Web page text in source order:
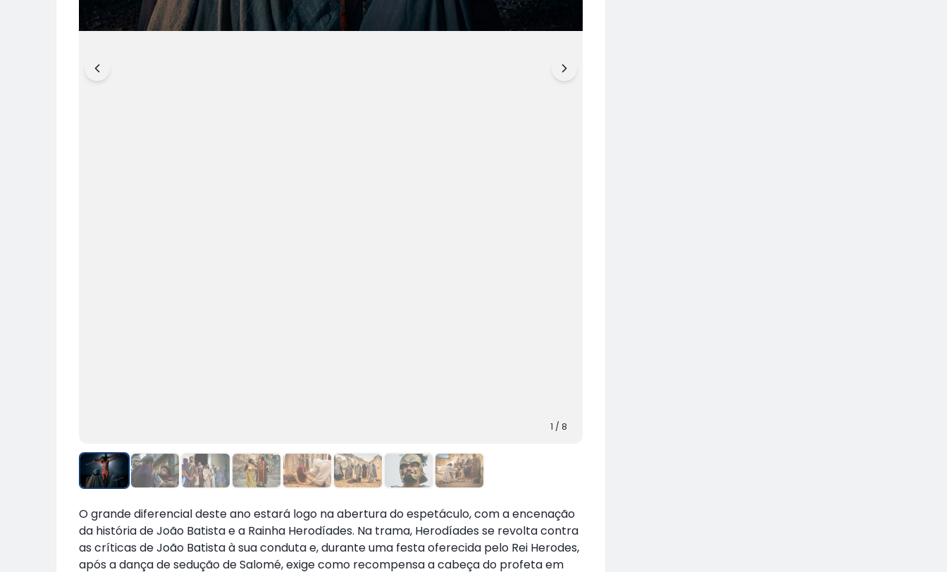
1 / 8
O grande diferencial deste ano estará logo na abertura do espetáculo, com a encenação
da história de João Batista e a Rainha Herodíades. Na trama, Herodíades se revolta contra
as críticas de João Batista à sua conduta e, durante uma festa oferecida pelo Rei Herodes,
após a dança de sedução de Salomé, exige como recompensa a cabeça do profeta em